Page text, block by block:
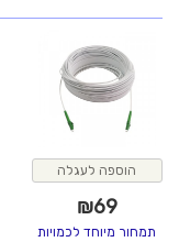
הוספה לעגלה
₪69
תמחור מיוחד לכמויות